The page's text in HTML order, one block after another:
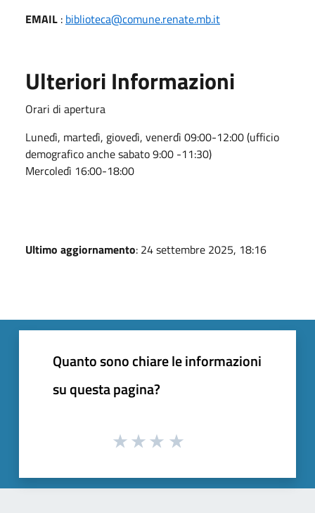
EMAIL : biblioteca@comune.renate.mb.it
Ulteriori Informazioni
Orari di apertura
Lunedì, martedì, giovedì, venerdì 09:00-12:00 (ufficio
demografico anche sabato 9:00 -11:30)
Mercoledì 16:00-18:00
Ultimo aggiornamento: 24 settembre 2025, 18:16
Quanto sono chiare le informazioni
su questa pagina?